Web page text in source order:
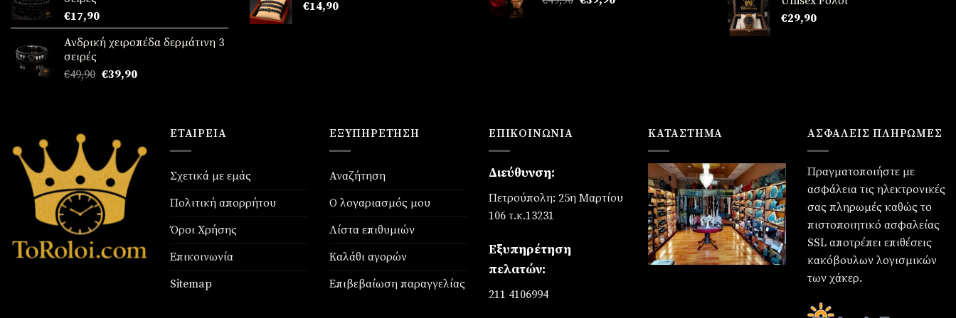
€17,90
Ανδρική χειροπέδα δερμάτινη 3
σειρές
€49,90 Original
€39,90Η
€39,90.
€14,90
€29,90
ΕΤΑΙΡΕΊΑ
Σχετικά με εμάς
Πολιτική απορρήτου
Όροι Χρήσης
Επικοινωνία
Sitemap
ΕΞΥΠΗΡΈΤΗΣΗ
Αναζήτηση
Ο λογαριασμός μου
Λίστα επιθυμιών
Καλάθι αγορών
Επιβεβαίωση παραγγελίας
ΕΠΙΚΟΙΝΩΝΊΑ
Διεύθυνση:
Πετρούπολη: 25η Μαρτίου
106 τ.κ.13231
Εξυπηρέτηση
πελατών:
211 4106994
ΚΑΤΆΣΤΗΜΑ ΑΣΦΑΛΕΙΣ ΠΛΗΡΩΜΕΣ
Πραγματοποιήστε με
ασφάλεια τις ηλεκτρονικές
σας πληρωμές καθώς το
πιστοποιητικό ασφαλείας
SSL αποτρέπει επιθέσεις
κακόβουλων λογισμικών
των χάκερ.